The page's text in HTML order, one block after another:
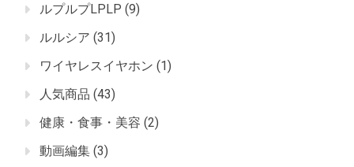
ルプルプLPLP (9)
ルルシア (31)
ワイヤレスイヤホン (1)
人気商品 (43)
健康・食事・美容 (2)
動画編集 (3)